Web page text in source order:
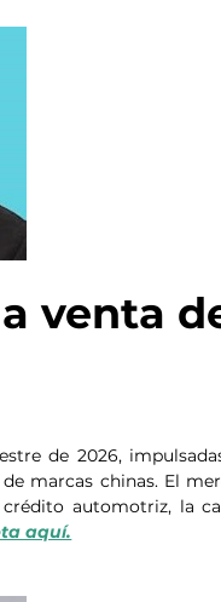
venta
de 2026,
marcas chinas. El
automotriz, la
aquí.